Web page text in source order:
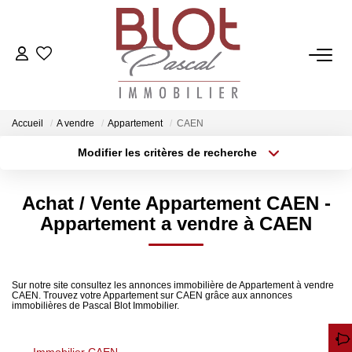
ACCUEIL
ACHETER
VENDRE
Qui Sommes-Nous
Accueil A vendre Appartement CAEN
Modifier les critères de recherche
Surface min Budget max
Achat / Vente Appartement CAEN -
Appartement a vendre à CAEN
Sur notre site consultez les annonces immobilière de Appartement à vendre
CAEN. Trouvez votre Appartement sur CAEN grâce aux annonces
immobilières de Pascal Blot Immobilier.